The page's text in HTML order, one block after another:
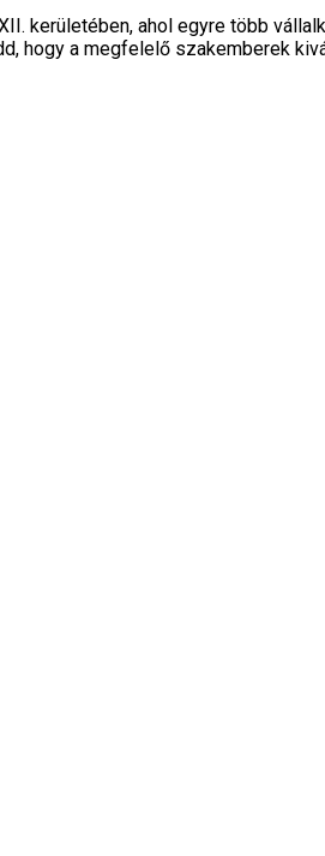
kerületében, ahol egyre több
hogy a megfelelő szakemberek